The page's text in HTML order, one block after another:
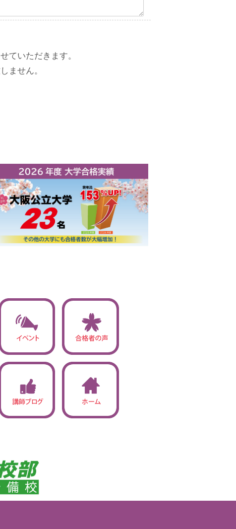
ていただきます。
ません。